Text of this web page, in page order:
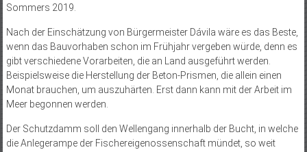
Sommers 2019.
Nach der Einschätzung von Bürgermeister Dávila wäre es das Beste,
wenn das Bauvorhaben schon im Frühjahr vergeben würde, denn es
gibt verschiedene Vorarbeiten, die an Land ausgeführt werden.
Beispielsweise die Herstellung der Beton-Prismen, die allein einen
Monat brauchen, um auszuhärten. Erst dann kann mit der Arbeit im
Meer begonnen werden.
Der Schutzdamm soll den Wellengang innerhalb der Bucht, in welche
die Anlegerampe der Fischereigenossenschaft mündet, so weit